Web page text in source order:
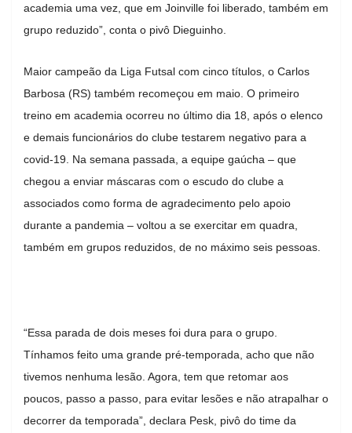
academia uma vez, que em Joinville foi liberado, também em
grupo reduzido”, conta o pivô Dieguinho.
Maior campeão da Liga Futsal com cinco títulos, o Carlos
Barbosa (RS) também recomeçou em maio. O primeiro
treino em academia ocorreu no último dia 18, após o elenco
e demais funcionários do clube testarem negativo para a
covid-19. Na semana passada, a equipe gaúcha – que
chegou a enviar máscaras com o escudo do clube a
associados como forma de agradecimento pelo apoio
durante a pandemia – voltou a se exercitar em quadra,
também em grupos reduzidos, de no máximo seis pessoas.
“Essa parada de dois meses foi dura para o grupo.
Tínhamos feito uma grande pré-temporada, acho que não
tivemos nenhuma lesão. Agora, tem que retomar aos
poucos, passo a passo, para evitar lesões e não atrapalhar o
decorrer da temporada”, declara Pesk, pivô do time da